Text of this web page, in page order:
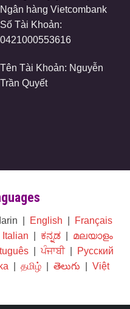
Ngân hàng Vietcombank
Số Tài Khoản:
0421000553616
Tên Tài Khoản: Nguyễn
Trần Quyết
| English
Français
Italian ಕನ್ನಡ| മലയാളം
| ਪੰਜਾਬੀ|
Русский
தமிழ்| తెలుగు Việt